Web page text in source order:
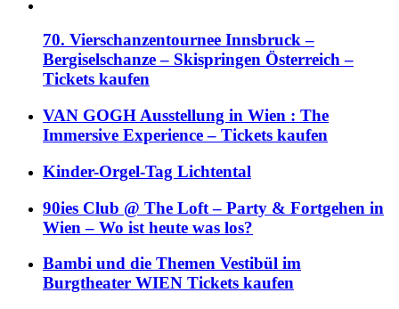
70. Vierschanzentournee Innsbruck –
Bergiselschanze – Skispringen Österreich –
Tickets kaufen
VAN GOGH Ausstellung in Wien : The
Immersive Experience – Tickets kaufen
Kinder-Orgel-Tag Lichtental
90ies Club @ The Loft – Party & Fortgehen in
Wien – Wo ist heute was los?
Bambi und die Themen Vestibül im
Burgtheater WIEN Tickets kaufen